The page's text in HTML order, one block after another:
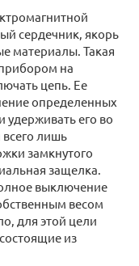
сердечник, якорь
материалы. Такая
на
цепь. Ее
определенных
удерживать его во
лишь
замкнутого
защелка.
выключение
весом
для этой цели
из